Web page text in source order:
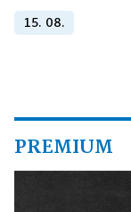
15. 08.
PREMIUM